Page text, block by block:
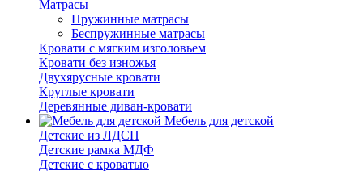
Матрасы
Пружинные матрасы
Беспружинные матрасы
Кровати с мягким изголовьем
Кровати без изножья
Двухярусные кровати
Круглые кровати
Деревянные диван-кровати
Мебель для детской
Детские из ЛДСП
Детские рамка МДФ
Детские с кроватью